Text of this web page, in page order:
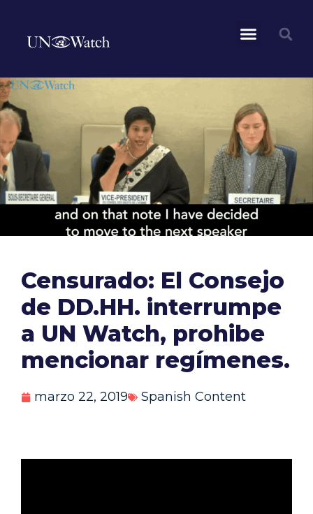
Censurado: El Consejo
de DD.HH. interrumpe
a UN Watch, prohibe
mencionar regímenes.
marzo 22, 2019 Spanish Content